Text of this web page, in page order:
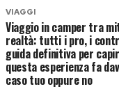
VIAGGI
Viaggio in camper tra
realtà: tutti i pro, i
guida definitiva per
questa esperienza fa
caso tuo oppure no